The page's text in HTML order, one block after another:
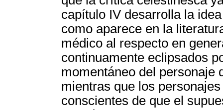
capítulo IV desarrolla la
como aparece en la
médico al respecto en
continuamente eclipsados
momentáneo del personaje
mientras que los
conscientes de que el